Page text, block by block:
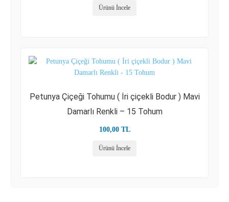
Ürünü İncele
Petunya Çiçeği Tohumu ( İri çiçekli Bodur ) Mavi
Damarlı Renkli – 15 Tohum
100,00 TL
Ürünü İncele